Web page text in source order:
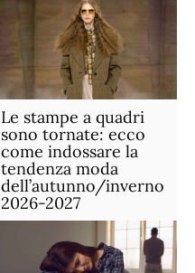
Le stampe a quadri
sono tornate: ecco
come indossare la
tendenza moda
dell’autunno/inverno
2026-2027